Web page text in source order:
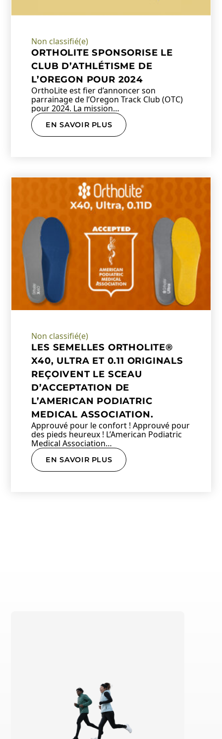
Non classifié(e)
ORTHOLITE SPONSORISE LE
CLUB D’ATHLÉTISME DE
L’OREGON POUR 2024
OrthoLite est fier d’annoncer son
parrainage de l’Oregon Track Club (OTC)
pour 2024. La mission…
EN SAVOIR PLUS
Non classifié(e)
LES SEMELLES ORTHOLITE®
X40, ULTRA ET 0.11 ORIGINALS
REÇOIVENT LE SCEAU
D’ACCEPTATION DE
L’AMERICAN PODIATRIC
MEDICAL ASSOCIATION.
Approuvé pour le confort ! Approuvé pour
des pieds heureux ! L’American Podiatric
Medical Association…
EN SAVOIR PLUS